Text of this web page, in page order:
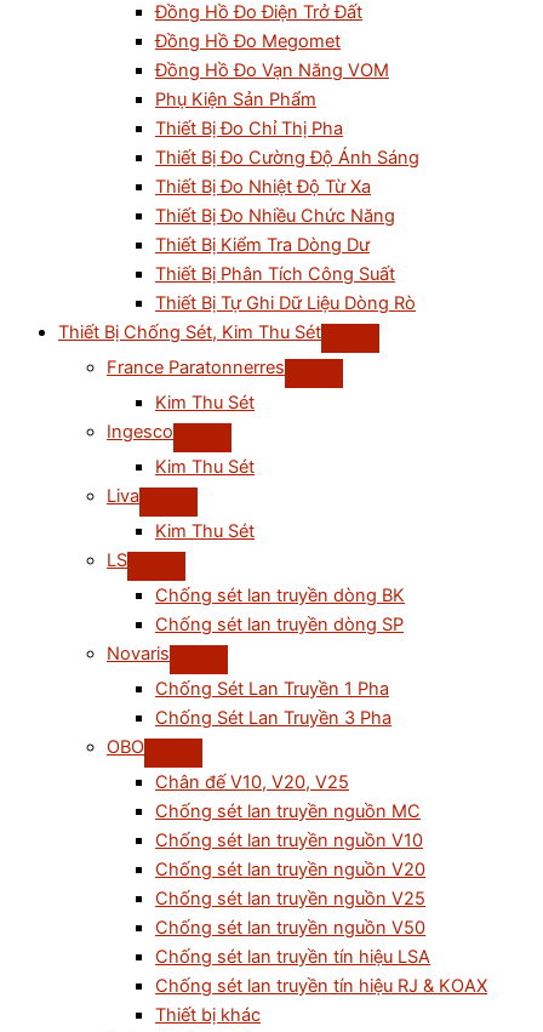
Đồng Hồ Đo Điện Trở Đất
Đồng Hồ Đo Megomet
Đồng Hồ Đo Vạn Năng VOM
Phụ Kiện Sản Phẩm
Thiết Bị Đo Chỉ Thị Pha
Thiết Bị Đo Cường Độ Ánh Sáng
Thiết Bị Đo Nhiệt Độ Từ Xa
Thiết Bị Đo Nhiều Chức Năng
Thiết Bị Kiểm Tra Dòng Dư
Thiết Bị Phân Tích Công Suất
Thiết Bị Tự Ghi Dữ Liệu Dòng Rò
Thiết Bị Chống Sét, Kim Thu Sét
France Paratonnerres
Kim Thu Sét
Ingesco
Kim Thu Sét
Liva
Kim Thu Sét
LS
Chống sét lan truyền dòng BK
Chống sét lan truyền dòng SP
Novaris
Chống Sét Lan Truyền 1 Pha
Chống Sét Lan Truyền 3 Pha
OBO
Chân đế V10, V20, V25
Chống sét lan truyền nguồn MC
Chống sét lan truyền nguồn V10
Chống sét lan truyền nguồn V20
Chống sét lan truyền nguồn V25
Chống sét lan truyền nguồn V50
Chống sét lan truyền tín hiệu LSA
Chống sét lan truyền tín hiệu RJ & KOAX
Thiết bị khác